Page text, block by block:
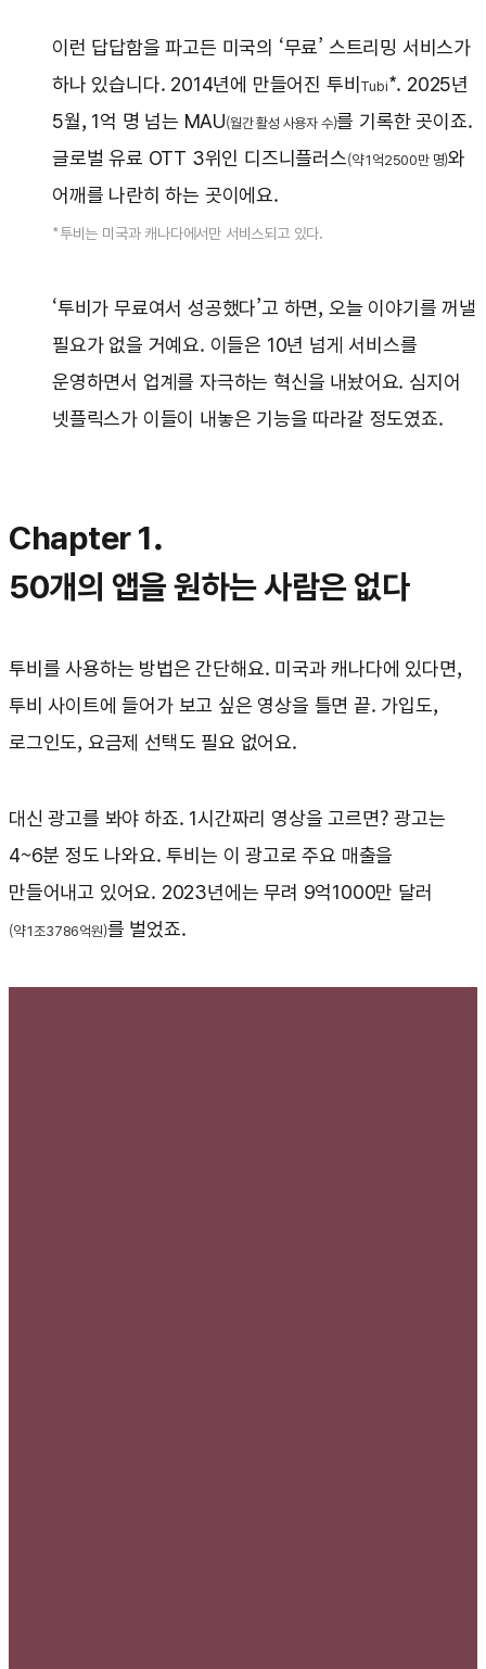
이런 답답함을 파고든 미국의 ‘무료’ 스트리밍 서비스가
하나 있습니다. 2014년에 만들어진 투비 Tubi*. 2025년
5월, 1억 명 넘는 MAU(월간 활성 사용자 수)를 기록한 곳이죠.
글로벌 유료 OTT 3위인 디즈니플러스(약 1억2500만 명)와
어깨를 나란히 하는 곳이에요.
*투비는 미국과 캐나다에서만 서비스되고 있다.
‘투비가 무료여서 성공했다’고 하면, 오늘 이야기를 꺼낼
필요가 없을 거예요. 이들은 10년 넘게 서비스를
운영하면서 업계를 자극하는 혁신을 내놨어요. 심지어
넷플릭스가 이들이 내놓은 기능을 따라갈 정도였죠.
Chapter 1.
50개의 앱을 원하는 사람은 없다
투비를 사용하는 방법은 간단해요. 미국과 캐나다에 있다면,
투비 사이트에 들어가 보고 싶은 영상을 틀면 끝. 가입도,
로그인도, 요금제 선택도 필요 없어요.
대신 광고를 봐야 하죠. 1시간짜리 영상을 고르면? 광고는
4~6분 정도 나와요. 투비는 이 광고로 주요 매출을
만들어내고 있어요. 2023년에는 무려 9억1000만 달러
(약 1조3786억원)를 벌었죠.